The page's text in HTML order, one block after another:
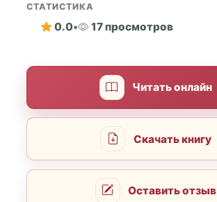
СТАТИСТИКА
0.0• 17 просмотров
Читать онлайн
Скачать книгу
Оставить отзыв